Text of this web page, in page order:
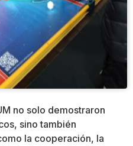
no solo demostraron
sino también
la cooperación, la